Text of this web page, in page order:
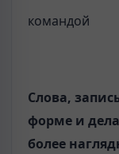
командой
Слова,
форме и
более